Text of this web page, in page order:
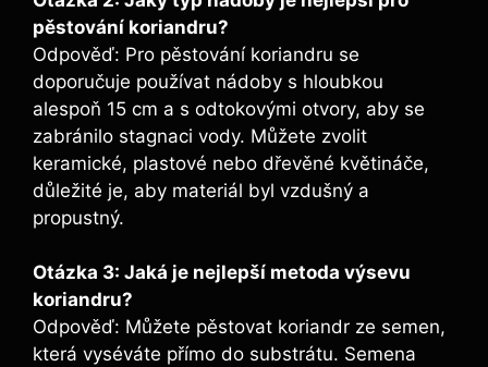
pěstování koriandru?
Odpověď: Pro pěstování koriandru se
doporučuje používat nádoby s hloubkou
alespoň 15 cm a s odtokovými otvory, aby se
zabránilo stagnaci vody. Můžete zvolit
keramické, plastové nebo dřevěné květináče,
důležité je, aby materiál byl vzdušný a
propustný.
Otázka 3: Jaká je nejlepší metoda výsevu
koriandru?
Odpověď: Můžete pěstovat koriandr ze semen,
která vyséváte přímo do substrátu. Semena